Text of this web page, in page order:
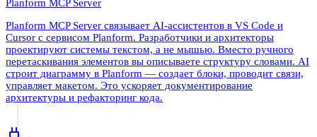
Planform MCP Server
Planform MCP Server связывает AI-ассистентов в VS Code и
Cursor с сервисом Planform. Разработчики и архитекторы
проектируют системы текстом, а не мышью. Вместо ручного
перетаскивания элементов вы описываете структуру словами. AI
строит диаграмму в Planform — создает блоки, проводит связи,
управляет макетом. Это ускоряет документирование
архитектуры и рефакторинг кода.